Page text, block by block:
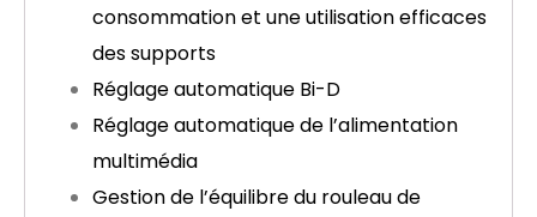
consommation et une utilisation efficaces
des supports
Réglage automatique Bi-D
Réglage automatique de l’alimentation
multimédia
Gestion de l’équilibre du rouleau de